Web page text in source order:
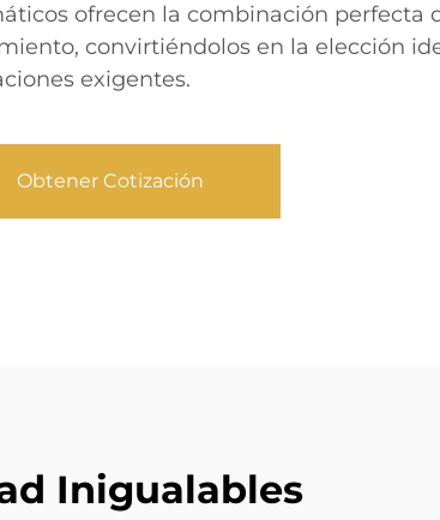
ofrecen la combinación perfecta
convirtiéndolos en la elección
exigentes.
Obtener Cotización
Inigualables